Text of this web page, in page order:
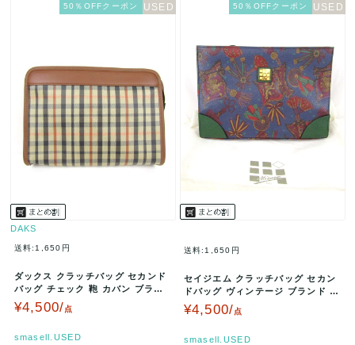
50％OFFクーポン
DAKS
送料:1,650円
ダックス クラッチバッグ セカンド
バッグ チェック 鞄 カバン ブラン
ド メンズ ブラウン DAKS…
¥4,500/点
smasell.USED
50％OFFクーポン
送料:1,650円
セイジエム クラッチバッグ セカン
ドバッグ ヴィンテージ ブランド 鞄
レディース ネイビー×グリー…
¥4,500/点
smasell.USED